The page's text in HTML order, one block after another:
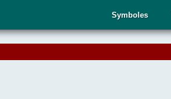
Symboles